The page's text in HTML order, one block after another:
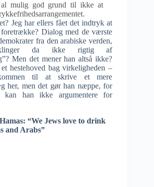
mulig god grund til ikke at
Jeg har ellers fået det indtryk at
Dialog med de værste
fra den arabiske verden,
da ikke rigtig af
Men det mener han altså ikke?
hestehoved bag virkeligheden –
til at skrive et mere
her, men det gør han næppe, for
kan han ikke argumentere for
“We Jews love to drink
and Arabs”